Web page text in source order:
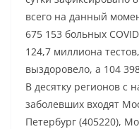
всего на данный
675 153 больных
124,7 миллиона
выздоровело, а 104
В десятку регионов с
заболевших входят
Петербург (405220),